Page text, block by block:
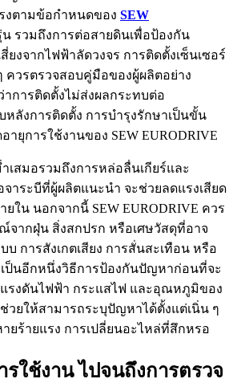
งตามข้อกำหนดของ SEW
น รวมถึงการต่อสายดินเพื่อป้องกัน
ยงจากไฟฟ้าลัดวงจร การติดตั้งเซ็นเซอร์
วรตรวจสอบคู่มือของผู้ผลิตอย่าง
าการติดตั้งไม่ส่งผลกระทบต่อ
ลังการติดตั้ง การบำรุงรักษาเป็นขั้น
ยุการใช้งานของ SEW EURODRIVE
เสมอรวมถึงการหล่อลื่นเกียร์และ
าระบีที่ผู้ผลิตแนะนำ จะช่วยลดแรงเสียด
ใน นอกจากนี้ SEW EURODRIVE ควร
จากฝุ่น สิ่งสกปรก หรือเศษวัสดุที่อาจ
บ การสังเกตเสียง การสั่นสะเทือน หรือ
ป็นอีกหนึ่งวิธีการป้องกันปัญหาก่อนที่จะ
รงดันไฟฟ้า กระแสไฟ และอุณหภูมิของ
ช่วยให้สามารถระบุปัญหาได้ตั้งแต่เนิ่น ๆ
ยร้ายแรง การเปลี่ยนอะไหล่ที่สึกหรอ
รใช้งาน ไปจนถึงการตรวจ